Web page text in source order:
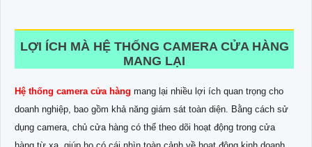
LỢI ÍCH MÀ HỆ THỐNG CAMERA CỬA HÀNG
MANG LẠI
Hệ thống camera cửa hàng mang lại nhiều lợi ích quan trọng cho
doanh nghiệp, bao gồm khả năng giám sát toàn diện. Bằng cách sử
dụng camera, chủ cửa hàng có thể theo dõi hoạt động trong cửa